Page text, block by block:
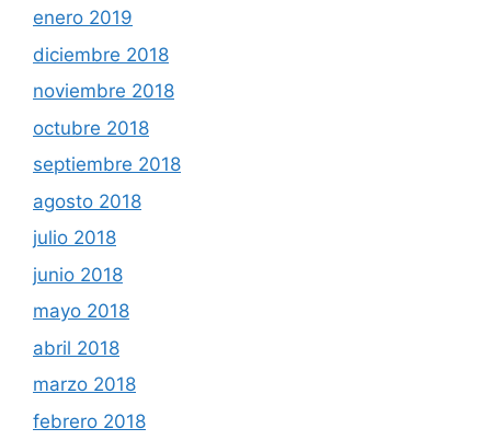
enero 2019
diciembre 2018
noviembre 2018
octubre 2018
septiembre 2018
agosto 2018
julio 2018
junio 2018
mayo 2018
abril 2018
marzo 2018
febrero 2018